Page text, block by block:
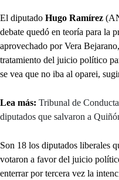
El diputado Hugo Ramírez
debate quedó en teoría para la
aprovechado por Vera
tratamiento del juicio político
se vea que no iba al oparei,
Lea más: Tribunal de
diputados que salvaron a
Son 18 los diputados liberales
votaron a favor del juicio
enterrar por tercera vez la